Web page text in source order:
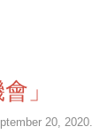
」
20, 2020.